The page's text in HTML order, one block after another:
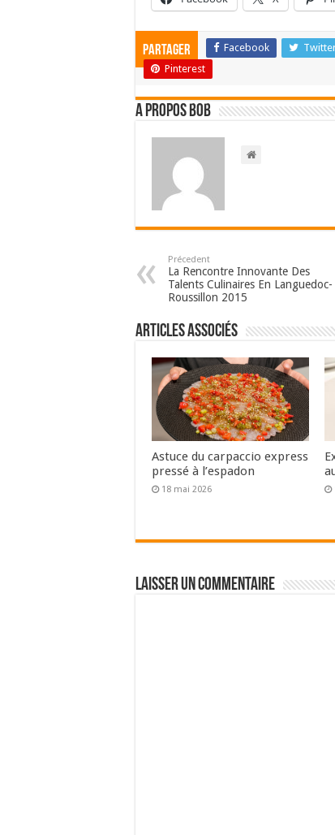
Partager Facebook
Pinterest
A propos bOb
Précedent
La Rencontre Innovante Des
Talents Culinaires En Languedoc-
Roussillon 2015
Articles associés
Astuce du carpaccio express
pressé à l’espadon
18 mai 2026
Laisser un commentaire